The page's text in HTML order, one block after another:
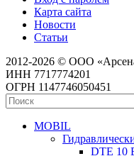
Карта сайта
Новости
Статьи
2012-2026 © ООО
ИНН 7717774201
ОГРН 1147746050451
MOBIL
DTE 10